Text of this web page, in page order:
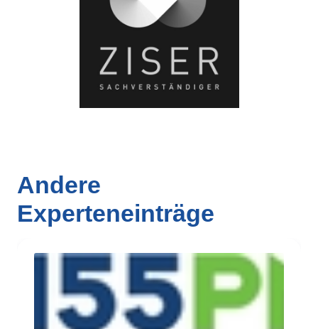
Andere
Experteneinträge